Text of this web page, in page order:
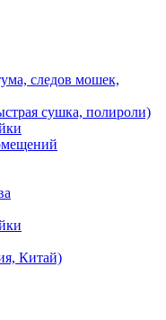
следов мошек,
сушка, полироли)
Китай)